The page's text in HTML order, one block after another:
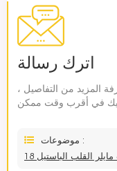
اترك رسالة
المزيد من التفاصيل ،
موضوعات :
مايلر القلب الباستيل